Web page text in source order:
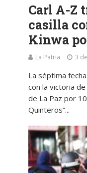
Carl A-Z
casilla
Kinwa
La Patria 3
La séptima
con la victoria
de La Paz por
Quinteros”...